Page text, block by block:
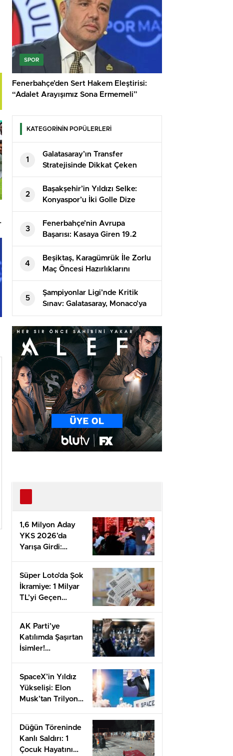
SPOR
Fenerbahçe’den Sert Hakem Eleştirisi:
“Adalet Arayışımız Sona Ermemeli”
KATEGORİNİN POPÜLERLERİ
1
Galatasaray’ın Transfer
Stratejisinde Dikkat Çeken
İsimler!
2
Başakşehir’in Yıldızı Selke:
Konyaspor’u İki Golle Dize
Getirdi
3
Fenerbahçe’nin Avrupa
Başarısı: Kasaya Giren 19.2
Milyon Euro!
4
Beşiktaş, Karagümrük İle Zorlu
Maç Öncesi Hazırlıklarını
Sürdürüyor
5
Şampiyonlar Ligi’nde Kritik
Sınav: Galatasaray, Monaco’ya
Karşı
1,6 Milyon Aday
YKS 2026’da
Yarışa Girdi:
Süper Loto’da Şok
İkramiye: 1 Milyar
TL’yi Geçen
AK Parti’ye
Katılımda Şaşırtan
İsimler!
SpaceX’in Yıldız
Yükselişi: Elon
Musk’tan Trilyon
Düğün Töreninde
Kanlı Saldırı: 1
Çocuk Hayatını